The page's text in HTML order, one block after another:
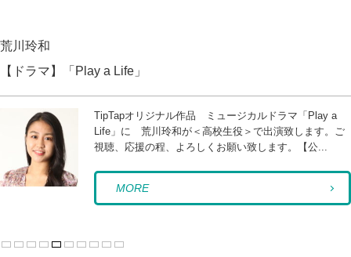
荒川玲和
【ドラマ】「Play a Life」
TipTapオリジナル作品 ミュージカルドラマ「Play a
Life」に 荒川玲和が＜高校生役＞で出演致します。ご
視聴、応援の程、よろしくお願い致します。【公...
MORE